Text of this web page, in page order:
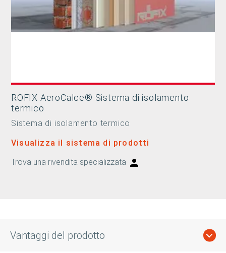
RÖFIX AeroCalce® Sistema di isolamento
termico
Sistema di isolamento termico
Visualizza il sistema di prodotti
Trova una rivendita specializzata
Vantaggi del prodotto